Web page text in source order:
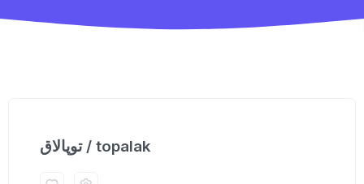
توپالاق / topalak